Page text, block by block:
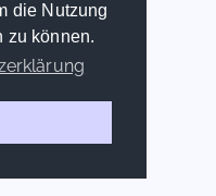
die Nutzung
zu können.